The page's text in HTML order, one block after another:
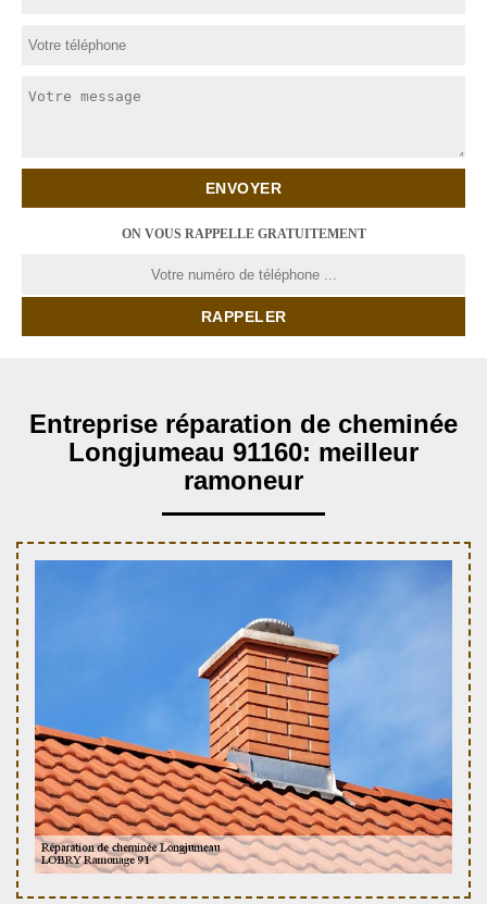
ON VOUS RAPPELLE GRATUITEMENT
Entreprise réparation de cheminée
Longjumeau 91160: meilleur
ramoneur